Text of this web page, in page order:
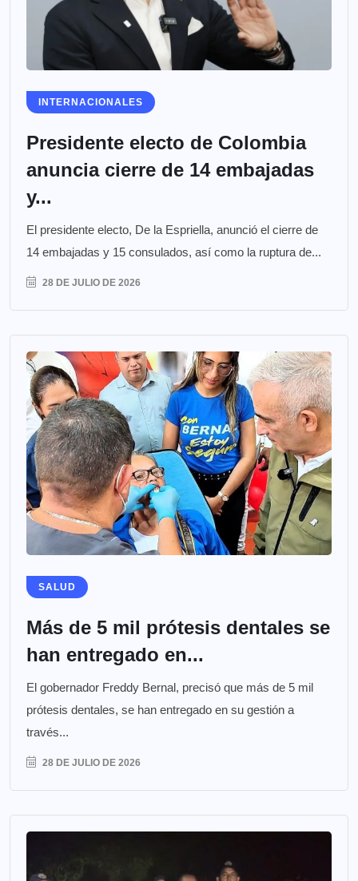
INTERNACIONALES
Presidente electo de Colombia
anuncia cierre de 14 embajadas
y...
El presidente electo, De la Espriella, anunció el cierre de
14 embajadas y 15 consulados, así como la ruptura de...
28 DE JULIO DE 2026
SALUD
Más de 5 mil prótesis dentales se
han entregado en...
El gobernador Freddy Bernal, precisó que más de 5 mil
prótesis dentales, se han entregado en su gestión a
través...
28 DE JULIO DE 2026